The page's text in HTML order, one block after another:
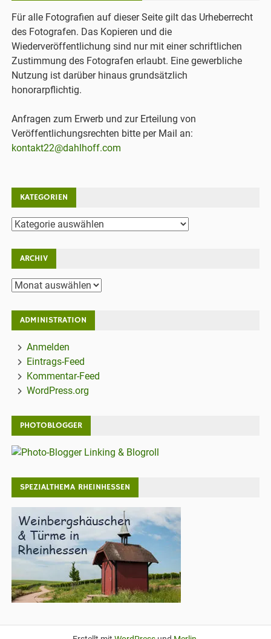
Für alle Fotografien auf dieser Seite gilt das Urheberrecht
des Fotografen. Das Kopieren und die
Wiederveröffentlichung sind nur mit einer schriftlichen
Zustimmung des Fotografen erlaubt. Eine gewerbliche
Nutzung ist darüber hinaus grundsätzlich
honorarpflichtig.
Anfragen zum Erwerb und zur Erteilung von
Veröffentlichungsrechten bitte per Mail an:
kontakt22@dahlhoff.com
KATEGORIEN
Kategorien
ARCHIV
Archiv
ADMINISTRATION
Anmelden
Eintrags-Feed
Kommentar-Feed
WordPress.org
PHOTOBLOGGER
SPEZIALTHEMA RHEINHESSEN